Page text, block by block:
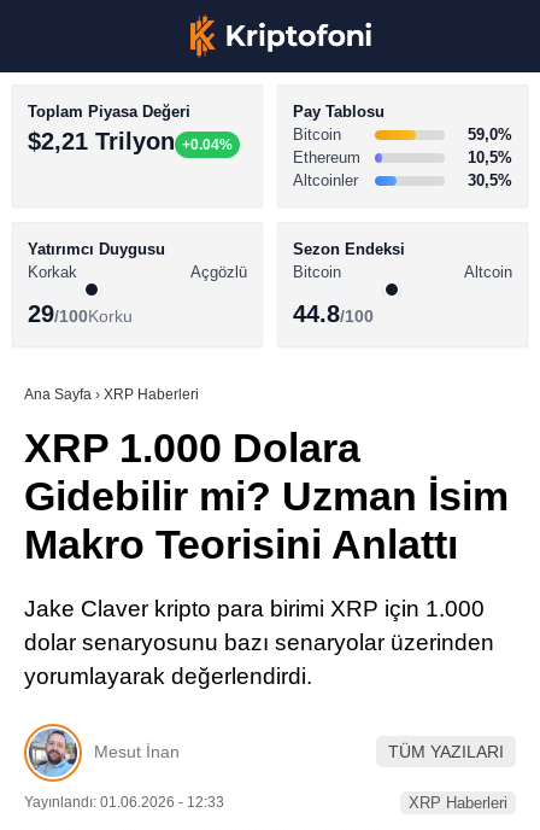
TikTok
LinkedIn
BİTCOİN HABERLERİ
ALTCOİN HABERLERİ
SÖZLÜK
Toplam Piyasa Değeri
$2,21 Trilyon +0.04%
Pay Tablosu
Bitcoin
59,0%
Ethereum
10,5%
Altcoinler
30,5%
Yatırımcı Duygusu
Korkak
Açgözlü
29/100Korku
Sezon Endeksi
Bitcoin
Altcoin
44.8/100
Ana Sayfa › XRP Haberleri
XRP 1.000 Dolara
Gidebilir mi? Uzman İsim
Makro Teorisini Anlattı
Jake Claver kripto para birimi XRP için 1.000
dolar senaryosunu bazı senaryolar üzerinden
yorumlayarak değerlendirdi.
Mesut İnan TÜM YAZILARI
Yayınlandı: 01.06.2026 - 12:33 XRP Haberleri